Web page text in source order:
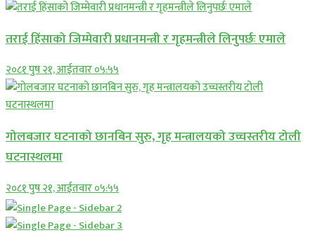
तराई हिंसाको जिम्मेवारी प्रधानमन्त्री र गृहमन्त्रीले लिनुपर्छः एमाले
२०८१ पुष २१, आईतवार ०५:५५
गोलबजार घटनाको छानबिन सुरु, गृह मन्त्रालयको उच्चस्तरीय टोली
घटनास्थलमा
२०८१ पुष २१, आईतवार ०५:५५